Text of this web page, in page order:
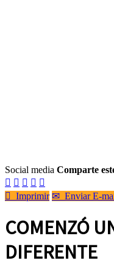
Social media Comparte
    
 Imprimir ✉ Enviar E-
COMENZÓ
DIFERENTE